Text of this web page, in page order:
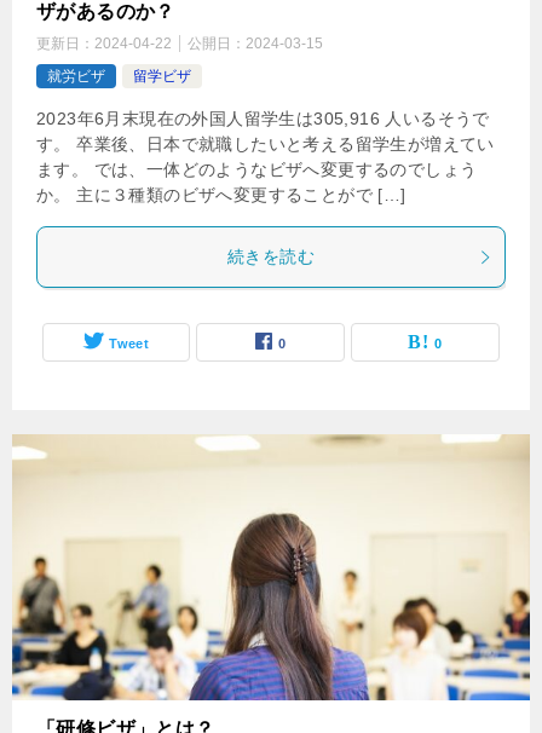
ザがあるのか？
更新日： 2024-04-22 公開日： 2024-03-15
就労ビザ
留学ビザ
2023年6月末現在の外国人留学生は305,916 人いるそうで
す。 卒業後、日本で就職したいと考える留学生が増えてい
ます。 では、一体どのようなビザへ変更するのでしょう
か。 主に３種類のビザへ変更することがで […]
続きを読む
Tweet 0 0
「研修ビザ」とは？